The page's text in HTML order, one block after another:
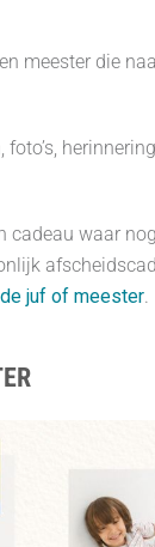
meester die
cadeau waar
juf of meester.